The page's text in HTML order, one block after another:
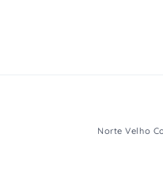
Norte Velho